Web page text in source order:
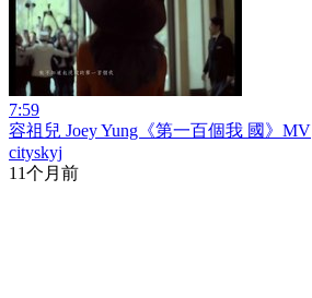
7:59
容祖兒 Joey Yung《第一百個我 國》MV
cityskyj
11个月前